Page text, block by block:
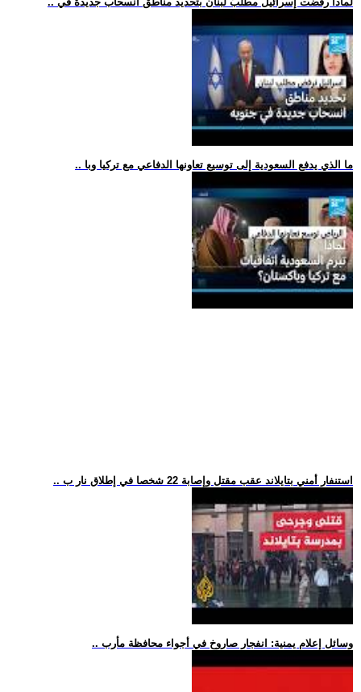
.. ما الذي يدفع السعودية إلى توسيع تعاونها الدفاعي مع تركيا وبا
.. استنفار أمني بتايلاند عقب مقتل وإصابة 22 شخصا في إطلاق نار ب
.. وسائل إعلام يمنية: انفجار صاروخ في أجواء محافظة مأرب